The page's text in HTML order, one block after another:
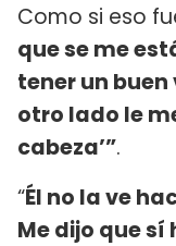
Como si eso
que se me
tener un
otro lado le
cabeza’”.
“Él no la ve
Me dijo que